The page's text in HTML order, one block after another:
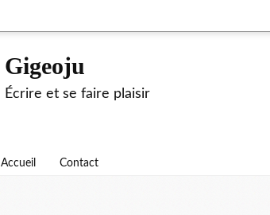
Gigeoju
Écrire et se faire plaisir
Accueil Contact